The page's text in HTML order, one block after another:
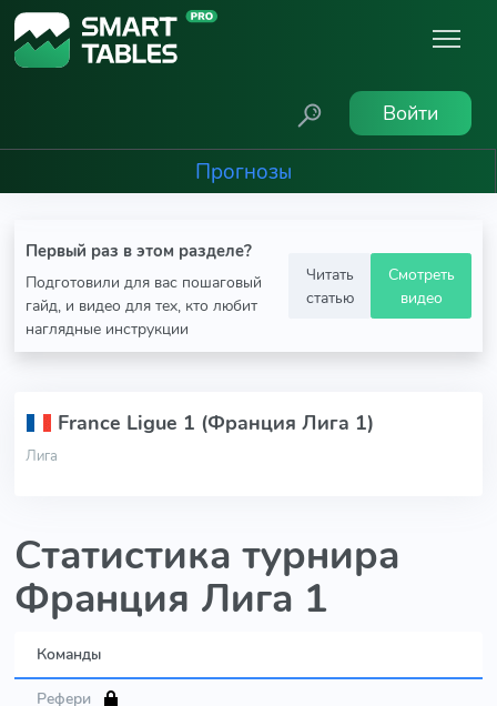
Войти
Прогнозы
Первый раз в этом разделе?
Подготовили для вас пошаговый
гайд, и видео для тех, кто любит
наглядные инструкции
Читать
статью
Смотреть
видео
France Ligue 1 (Франция Лига 1)
Лига
Статистика турнира
Франция Лига 1
Команды
Рефери